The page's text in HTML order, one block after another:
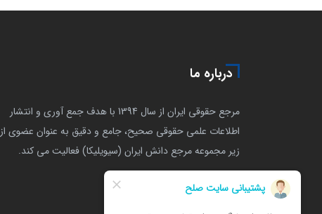
درباره ما
مرجع حقوقی ایران از سال 1394 با هدف جمع آوری و انتشار
اطلاعات علمی حقوقی صحیح، جامع و دقیق به عنوان عضوی از
زیر مجموعه مرجع دانش ایران (سیویلیکا) فعالیت می کند.